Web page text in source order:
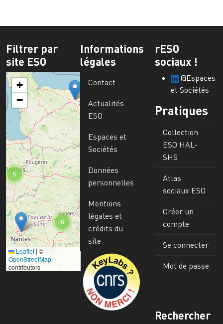
Filtrer par
site ESO
6
5
+
−
Leaflet | ©
OpenStreetMap
contributors
Informations
légales
Contact
Actualités
ESO
Espaces et
Sociétés
Données
personnelles
Mentions
légales et
crédits du
site
Image
rESO
sociaux !
@Espaces
et Sociétés
Pratiques
Collection
ESO HAL-
SHS
Atlas
sociaux ESO
Créer un
compte
Se connecter
Mot de passe
Rechercher